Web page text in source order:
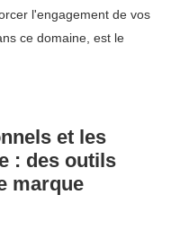
l'engagement de vos
ce domaine, est le
et les
: des outils
marque